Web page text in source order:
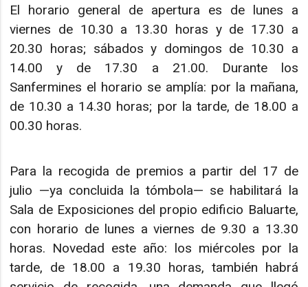
El horario general de apertura es de lunes a
viernes de 10.30 a 13.30 horas y de 17.30 a
20.30 horas; sábados y domingos de 10.30 a
14.00 y de 17.30 a 21.00. Durante los
Sanfermines el horario se amplía: por la mañana,
de 10.30 a 14.30 horas; por la tarde, de 18.00 a
00.30 horas.
Para la recogida de premios a partir del 17 de
julio —ya concluida la tómbola— se habilitará la
Sala de Exposiciones del propio edificio Baluarte,
con horario de lunes a viernes de 9.30 a 13.30
horas. Novedad este año: los miércoles por la
tarde, de 18.00 a 19.30 horas, también habrá